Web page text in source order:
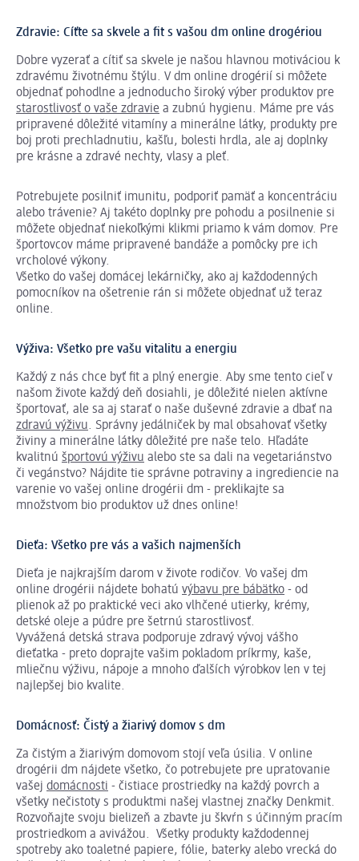
Zdravie: Cíťte sa skvele a fit s vašou dm online drogériou
Dobre vyzerať a cítiť sa skvele je našou hlavnou motiváciou k
zdravému životnému štýlu. V dm online drogérií si môžete
objednať pohodlne a jednoducho široký výber produktov pre
starostlivosť o vaše zdravie a zubnú hygienu. Máme pre vás
pripravené dôležité vitamíny a minerálne látky, produkty pre
boj proti prechladnutiu, kašľu, bolesti hrdla, ale aj doplnky
pre krásne a zdravé nechty, vlasy a pleť.
Potrebujete posilniť imunitu, podporiť pamäť a koncentráciu
alebo trávenie? Aj takéto doplnky pre pohodu a posilnenie si
môžete objednať niekoľkými klikmi priamo k vám domov. Pre
športovcov máme pripravené bandáže a pomôcky pre ich
vrcholové výkony.
Všetko do vašej domácej lekárničky, ako aj každodenných
pomocníkov na ošetrenie rán si môžete objednať už teraz
online.
Výživa: Všetko pre vašu vitalitu a energiu
Každý z nás chce byť fit a plný energie. Aby sme tento cieľ v
našom živote každý deň dosiahli, je dôležité nielen aktívne
športovať, ale sa aj starať o naše duševné zdravie a dbať na
zdravú výživu. Správny jedálniček by mal obsahovať všetky
živiny a minerálne látky dôležité pre naše telo. Hľadáte
kvalitnú športovú výživu alebo ste sa dali na vegetariánstvo
či vegánstvo? Nájdite tie správne potraviny a ingrediencie na
varenie vo vašej online drogérii dm - preklikajte sa
množstvom bio produktov už dnes online!
Dieťa: Všetko pre vás a vašich najmenších
Dieťa je najkrajším darom v živote rodičov. Vo vašej dm
online drogérii nájdete bohatú výbavu pre bábätko - od
plienok až po praktické veci ako vlhčené utierky, krémy,
detské oleje a púdre pre šetrnú starostlivosť.
Vyvážená detská strava podporuje zdravý vývoj vášho
dieťatka - preto doprajte vašim pokladom príkrmy, kaše,
mliečnu výživu, nápoje a mnoho ďalších výrobkov len v tej
najlepšej bio kvalite.
Domácnosť: Čistý a žiarivý domov s dm
Za čistým a žiarivým domovom stojí veľa úsilia. V online
drogérii dm nájdete všetko, čo potrebujete pre upratovanie
vašej domácnosti - čistiace prostriedky na každý povrch a
všetky nečistoty s produktmi našej vlastnej značky Denkmit.
Rozvoňajte svoju bielizeň a zbavte ju škvŕn s účinným pracím
prostriedkom a avivážou. Všetky produkty každodennej
spotreby ako toaletné papiere, fólie, baterky alebo vrecká do